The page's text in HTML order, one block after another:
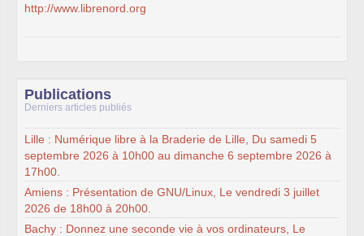
http://www.librenord.org
Publications
Derniers articles publiés
Lille : Numérique libre à la Braderie de Lille, Du samedi 5
septembre 2026 à 10h00 au dimanche 6 septembre 2026 à
17h00.
Amiens : Présentation de GNU/Linux, Le vendredi 3 juillet
2026 de 18h00 à 20h00.
Bachy : Donnez une seconde vie à vos ordinateurs, Le